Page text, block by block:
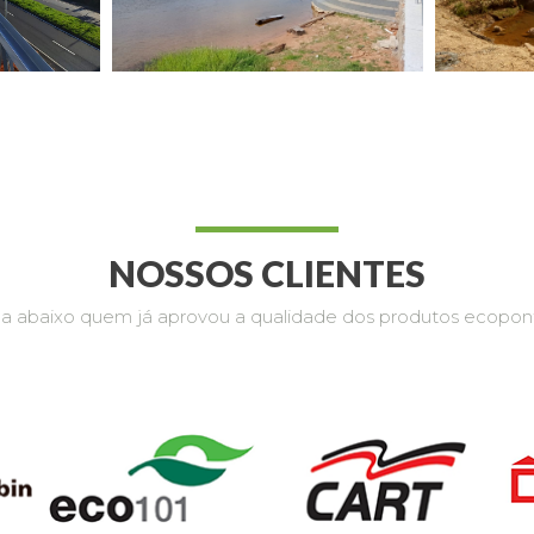
NOSSOS CLIENTES
abaixo quem já aprovou a qualidade dos produtos